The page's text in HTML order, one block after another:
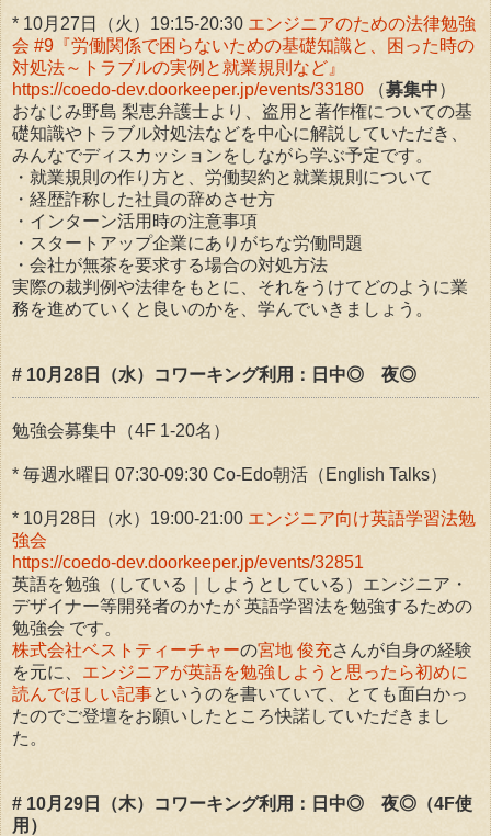
* 10月27日（火）19:15-20:30 エンジニアのための法律勉強
会 #9『労働関係で困らないための基礎知識と、困った時の
対処法～トラブルの実例と就業規則など』
https://coedo-dev.doorkeeper.jp/events/33180 （募集中）
おなじみ野島 梨恵弁護士より、盗用と著作権についての基
礎知識やトラブル対処法などを中心に解説していただき、
みんなでディスカッションをしながら学ぶ予定です。
・就業規則の作り方と、労働契約と就業規則について
・経歴詐称した社員の辞めさせ方
・インターン活用時の注意事項
・スタートアップ企業にありがちな労働問題
・会社が無茶を要求する場合の対処方法
実際の裁判例や法律をもとに、それをうけてどのように業
務を進めていくと良いのかを、学んでいきましょう。
# 10月28日（水）コワーキング利用：日中◎ 夜◎
勉強会募集中（4F 1-20名）
* 毎週水曜日 07:30-09:30 Co-Edo朝活（English Talks）
* 10月28日（水）19:00-21:00 エンジニア向け英語学習法勉
強会
https://coedo-dev.doorkeeper.jp/events/32851
英語を勉強（している｜しようとしている）エンジニア・
デザイナー等開発者のかたが 英語学習法を勉強するための
勉強会 です。
株式会社ベストティーチャーの宮地 俊充さんが自身の経験
を元に、 エンジニアが英語を勉強しようと思ったら初めに
読んでほしい記事というのを書いていて、とても面白かっ
たのでご登壇をお願いしたところ快諾していただきまし
た。
# 10月29日（木）コワーキング利用：日中◎ 夜◎（4F使
用）